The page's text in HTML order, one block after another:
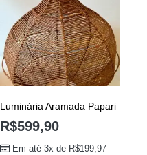
Luminária Aramada Papari
R$599,90
Em até 3x de R$199,97